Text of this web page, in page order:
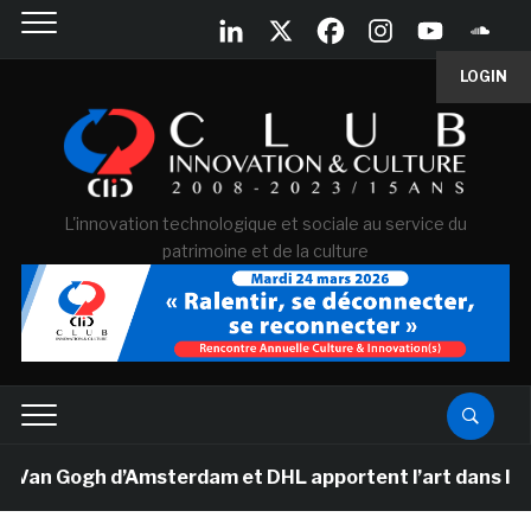
LOGIN
L'innovation technologique et sociale au service du
patrimoine et de la culture
Van Gogh d’Amsterdam et DHL apportent l’art dans